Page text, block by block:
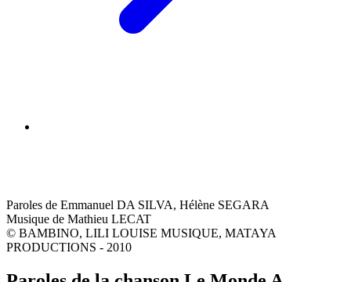
Paroles de Emmanuel DA SILVA, Hélène SEGARA
Musique de Mathieu LECAT
© BAMBINO, LILI LOUISE MUSIQUE, MATAYA
PRODUCTIONS - 2010